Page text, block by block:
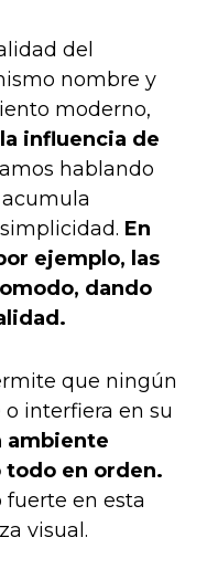
del
nombre y
moderno,
influencia de
hablando
En
ejemplo, las
dando
que ningún
interfiera en su
ambiente
en orden.
fuerte en esta
visual.